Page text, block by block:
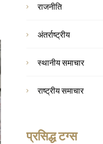
राजनीति
अंतर्राष्ट्रीय
स्थानीय समाचार
राष्ट्रीय समाचार
प्रसिद्ध टग्स